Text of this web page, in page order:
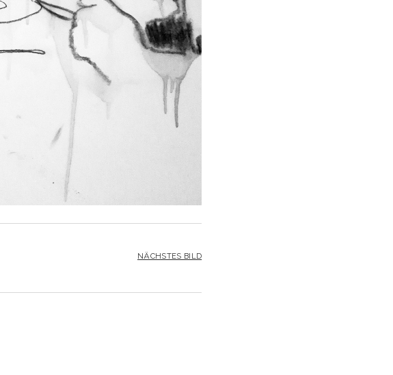
NÄCHSTES BILD